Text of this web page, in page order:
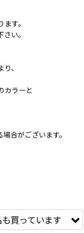
す。
い。
、
カラーと
合がございます。
買っています